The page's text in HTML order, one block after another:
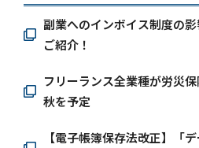
副業へのインボイス制度の
ご紹介！
フリーランス全業種が労災
秋を予定
【電子帳簿保存法改正】「